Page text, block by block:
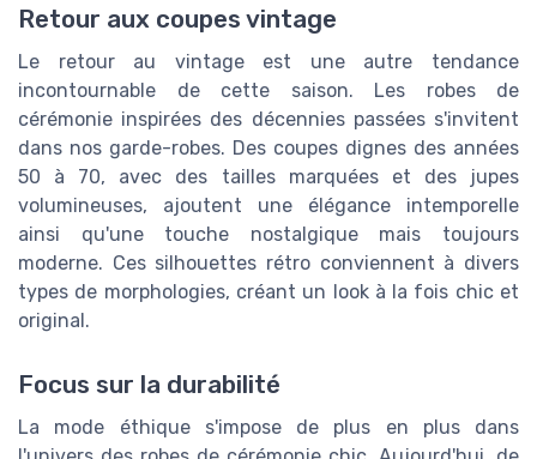
Retour aux coupes vintage
Le retour au vintage est une autre tendance
incontournable de cette saison. Les robes de
cérémonie inspirées des décennies passées s'invitent
dans nos garde-robes. Des coupes dignes des années
50 à 70, avec des tailles marquées et des jupes
volumineuses, ajoutent une élégance intemporelle
ainsi qu'une touche nostalgique mais toujours
moderne. Ces silhouettes rétro conviennent à divers
types de morphologies, créant un look à la fois chic et
original.
Focus sur la durabilité
La mode éthique s'impose de plus en plus dans